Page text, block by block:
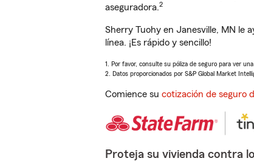
aseguradora.2
Sherry Tuohy en Janesville, MN le
línea. ¡Es rápido y sencillo!
1. Por favor, consulte su póliza de seguro para ver
2. Datos proporcionados por S&P Global Market
Comience su cotización de seguro
Proteja su vivienda contra